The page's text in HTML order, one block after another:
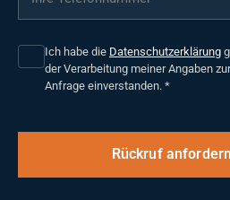
Ich habe die Datenschutzerklärung
der Verarbeitung meiner Angaben
Anfrage einverstanden. *
Rückruf anfordern